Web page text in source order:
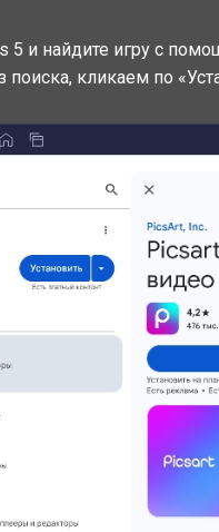
5 и найдите игру с
поиска, кликаем по